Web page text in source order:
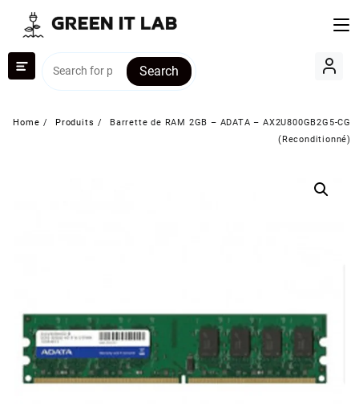
content
Search
Home Produits
Barrette de RAM 2GB – ADATA – AX2U800GB2G5-CG
(Reconditionné)